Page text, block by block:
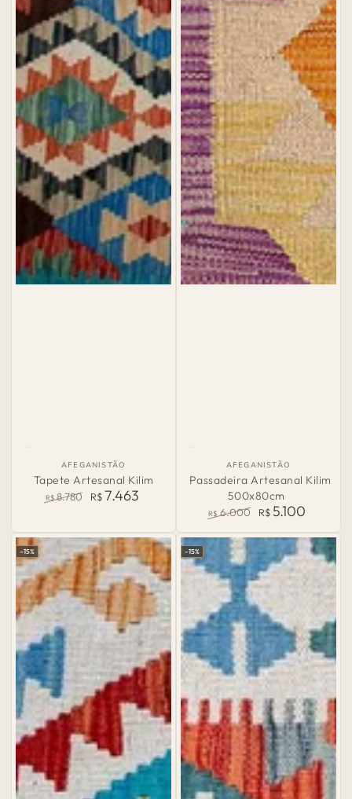
País
de
Origem:
AFEGANISTÃO
Tapete Artesanal Kilim
R$ 8.780
venda
R$7.463
País
de
Origem:
AFEGANISTÃO
Passadeira Artesanal Kilim
500x80cm
normal
R$ 6.000
de
venda
R$ 5.100
–15% –15%